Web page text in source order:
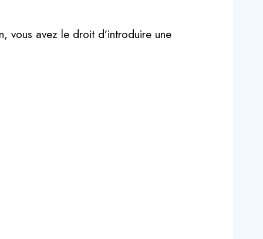
vous avez le droit d’introduire une